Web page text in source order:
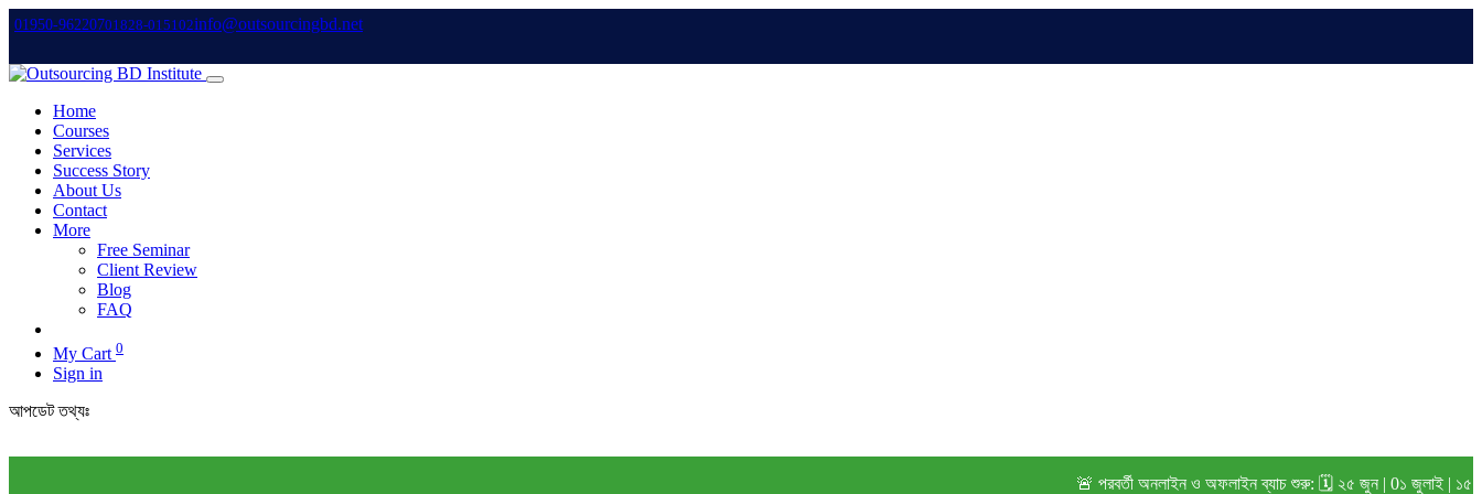
01950-96220701828-015102info@outsourcingbd.net
Home
Courses
Services
Success Story
About Us
Contact
More
Free Seminar
Client Review
Blog
FAQ
My Cart 0
Sign in
আপডেট তথ্যঃ
🚨 পরবর্তী অনলাইন ও অফলাইন ব্যাচ শুরু: 🗓️ ২৫ জুন | 0১ জুলাই | ১৫ জুলাই